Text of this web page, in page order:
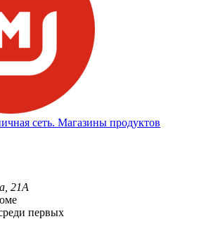
сеть. Магазины продуктов
21А
первых